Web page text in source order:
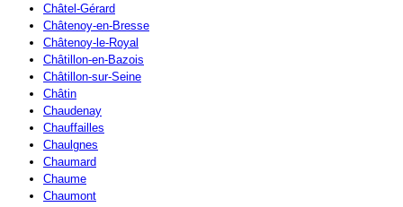
Châtel-Gérard
Châtenoy-en-Bresse
Châtenoy-le-Royal
Châtillon-en-Bazois
Châtillon-sur-Seine
Châtin
Chaudenay
Chauffailles
Chaulgnes
Chaumard
Chaume
Chaumont